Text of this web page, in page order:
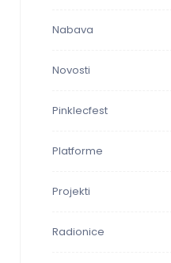
Nabava
Novosti
Pinklecfest
Platforme
Projekti
Radionice